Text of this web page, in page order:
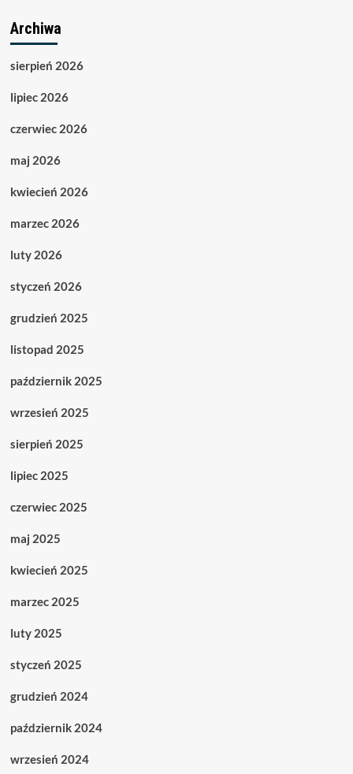
Archiwa
sierpień 2026
lipiec 2026
czerwiec 2026
maj 2026
kwiecień 2026
marzec 2026
luty 2026
styczeń 2026
grudzień 2025
listopad 2025
październik 2025
wrzesień 2025
sierpień 2025
lipiec 2025
czerwiec 2025
maj 2025
kwiecień 2025
marzec 2025
luty 2025
styczeń 2025
grudzień 2024
październik 2024
wrzesień 2024